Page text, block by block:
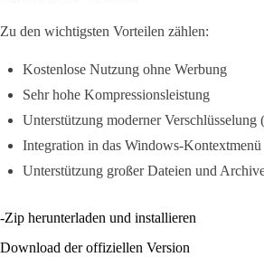
Zu den wichtigsten Vorteilen zählen:
Kostenlose Nutzung ohne Werbung
Sehr hohe Kompressionsleistung
Unterstützung moderner Verschlüsselung
Integration in das Windows-Kontextmenü
Unterstützung großer Dateien und
-Zip herunterladen und installieren
Download der offiziellen Version